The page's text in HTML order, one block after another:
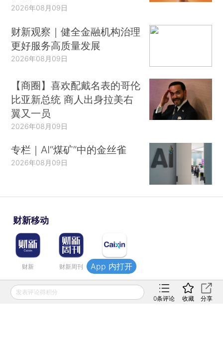
2026年08月09日
财新观察｜健全金融机构治理
更好服务高质量发展
2026年08月09日
【商圈】喜欢配戴名表的哥伦
比亚新总统 商人出身拉美右
翼又一员
2026年08月09日
专栏｜AI“煤矿”中的金丝雀
2026年08月09日
财新移动
财新 财新周刊 Caixin
登录|网页版
发表评论得积分
0条评论 收藏 分享
App 内打开